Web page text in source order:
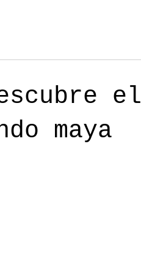
el
maya